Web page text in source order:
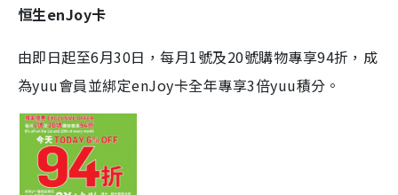
恒生enJoy卡
由即日起至6月30日，每月1號及20號購物專享94折，成
為yuu會員並綁定enJoy卡全年專享3倍yuu積分。